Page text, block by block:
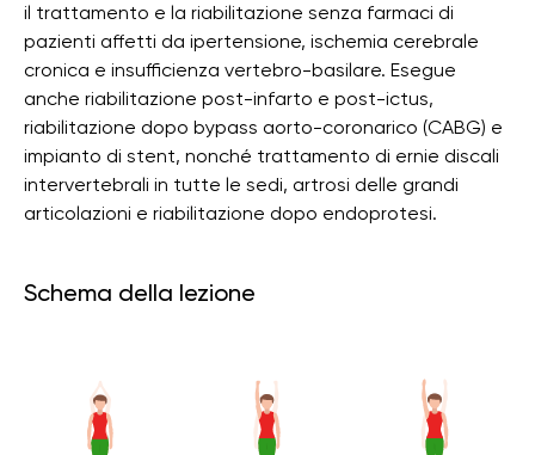
il trattamento e la riabilitazione senza farmaci di
pazienti affetti da ipertensione, ischemia cerebrale
cronica e insufficienza vertebro-basilare. Esegue
anche riabilitazione post-infarto e post-ictus,
riabilitazione dopo bypass aorto-coronarico (CABG) e
impianto di stent, nonché trattamento di ernie discali
intervertebrali in tutte le sedi, artrosi delle grandi
articolazioni e riabilitazione dopo endoprotesi.
Schema della lezione